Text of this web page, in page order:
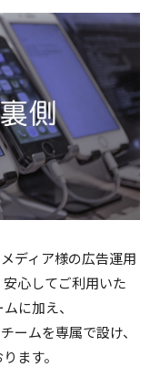
ディア様の広告運用
心してご利用いた
に加え、
ームを専属で設け、
ます。